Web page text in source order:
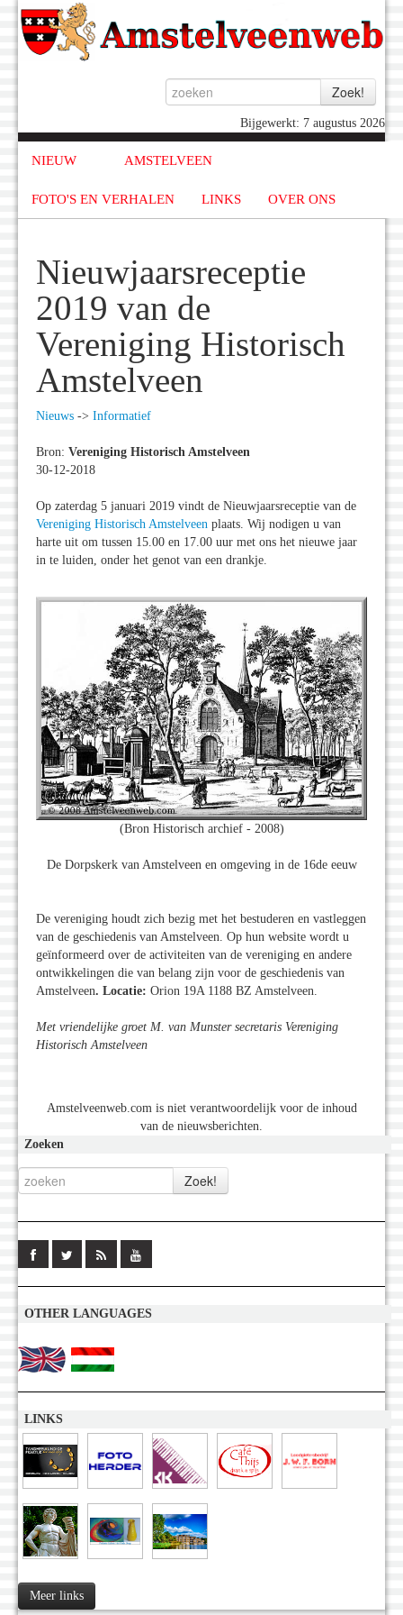
Bijgewerkt: 7 augustus 2026
NIEUW AMSTELVEEN
FOTO'S EN VERHALEN LINKS OVER ONS
Nieuwjaarsreceptie
2019 van de
Vereniging Historisch
Amstelveen
Nieuws -> Informatief
Bron: Vereniging Historisch Amstelveen
30-12-2018
Op zaterdag 5 januari 2019 vindt de Nieuwjaarsreceptie van de
Vereniging Historisch Amstelveen plaats. Wij nodigen u van
harte uit om tussen 15.00 en 17.00 uur met ons het nieuwe jaar
in te luiden, onder het genot van een drankje.
(Bron Historisch archief - 2008)
De Dorpskerk van Amstelveen en omgeving in de 16de eeuw
De vereniging houdt zich bezig met het bestuderen en vastleggen
van de geschiedenis van Amstelveen. Op hun website wordt u
geïnformeerd over de activiteiten van de vereniging en andere
ontwikkelingen die van belang zijn voor de geschiedenis van
Amstelveen. Locatie: Orion 19A 1188 BZ Amstelveen.
Met vriendelijke groet M. van Munster secretaris Vereniging
Historisch Amstelveen
Amstelveenweb.com is niet verantwoordelijk voor de inhoud
van de nieuwsberichten.
Zoeken
OTHER LANGUAGES
LINKS
Meer links